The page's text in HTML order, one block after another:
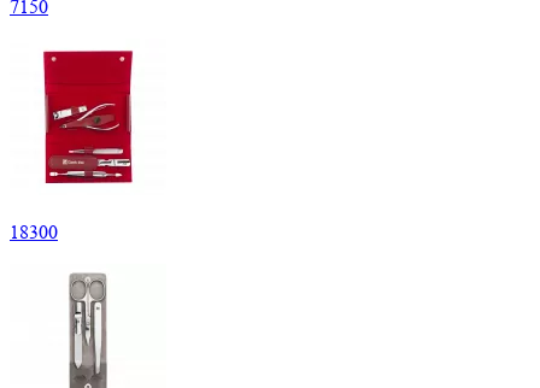
7150
18300